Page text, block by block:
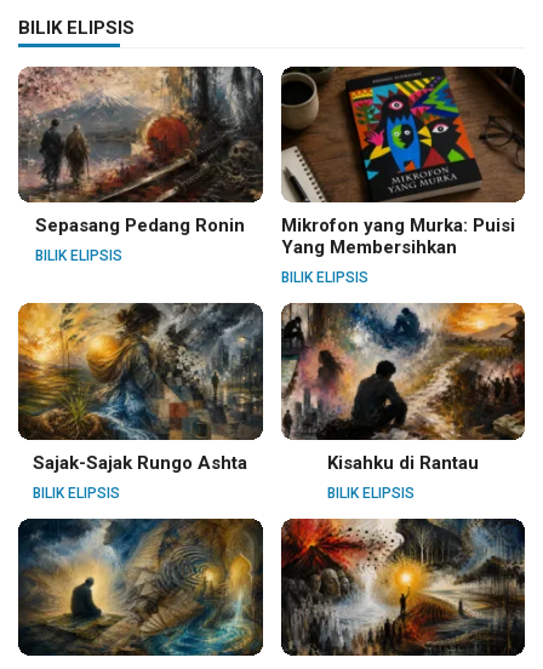
BILIK ELIPSIS
Sepasang Pedang Ronin
BILIK ELIPSIS
Mikrofon yang Murka: Puisi
Yang Membersihkan
BILIK ELIPSIS
Sajak-Sajak Rungo Ashta
BILIK ELIPSIS
Kisahku di Rantau
BILIK ELIPSIS